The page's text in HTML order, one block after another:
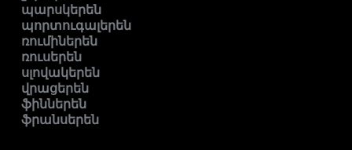
պարսկերեն
պորտուգալերեն
ռումիներեն
ռուսերեն
սլովակերեն
վրացերեն
ֆիններեն
ֆրանսերեն